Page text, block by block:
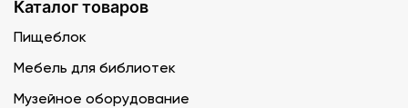
Каталог товаров
Пищеблок
Мебель для библиотек
Музейное оборудование